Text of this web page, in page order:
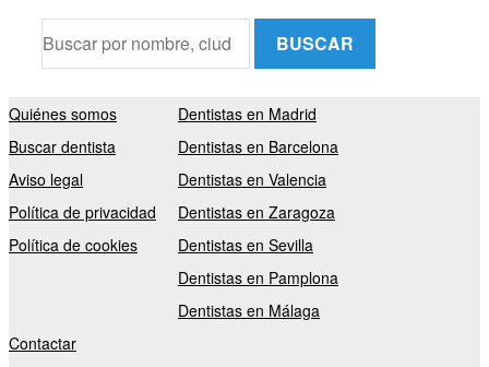
BUSCAR
Quiénes somos
Buscar dentista
Aviso legal
Política de privacidad
Política de cookies
Dentistas en Madrid
Dentistas en Barcelona
Dentistas en Valencia
Dentistas en Zaragoza
Dentistas en Sevilla
Dentistas en Pamplona
Dentistas en Málaga
Contactar